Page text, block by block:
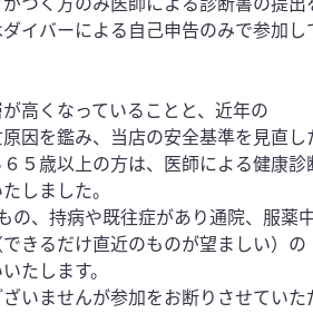
イバーによる自己申告のみで参加し
高くなっていることと、近年の
因を鑑み、当店の安全基準を見直し
５歳以上の方は、医師による健康診
しました。
の、持病や既往症があり通院、服薬
きるだけ直近のものが望ましい）の
たします。
いませんが参加をお断りさせていた